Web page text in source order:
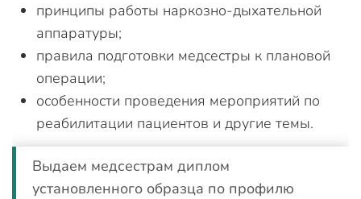
принципы работы наркозно-дыхательной
аппаратуры;
правила подготовки медсестры к плановой
операции;
особенности проведения мероприятий по
реабилитации пациентов и другие темы.
Выдаем медсестрам диплом
установленного образца по профилю